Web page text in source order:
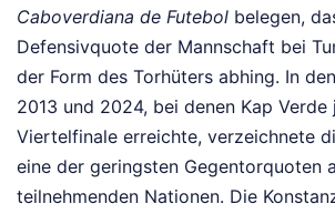
Caboverdiana de Futebol belegen,
Defensivquote der Mannschaft bei
der Form des Torhüters abhing. In
2013 und 2024, bei denen Kap Verde
Viertelfinale erreichte, verzeichnete
eine der geringsten Gegentorquoten
teilnehmenden Nationen. Die